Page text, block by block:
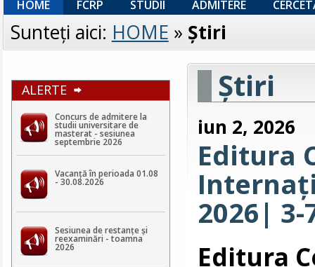
HOME FCRP STUDII ADMITERE
Sunteţi aici: HOME » Ştiri
ALERTE
Concurs de admitere la
studii universitare de
masterat - sesiunea
septembrie 2026
Vacanță în perioada 01.08
- 30.08.2026
Sesiunea de restanțe și
reexaminări - toamna
2026
Ştiri
iun 2, 2026
Editura
2026| 3-
Editura